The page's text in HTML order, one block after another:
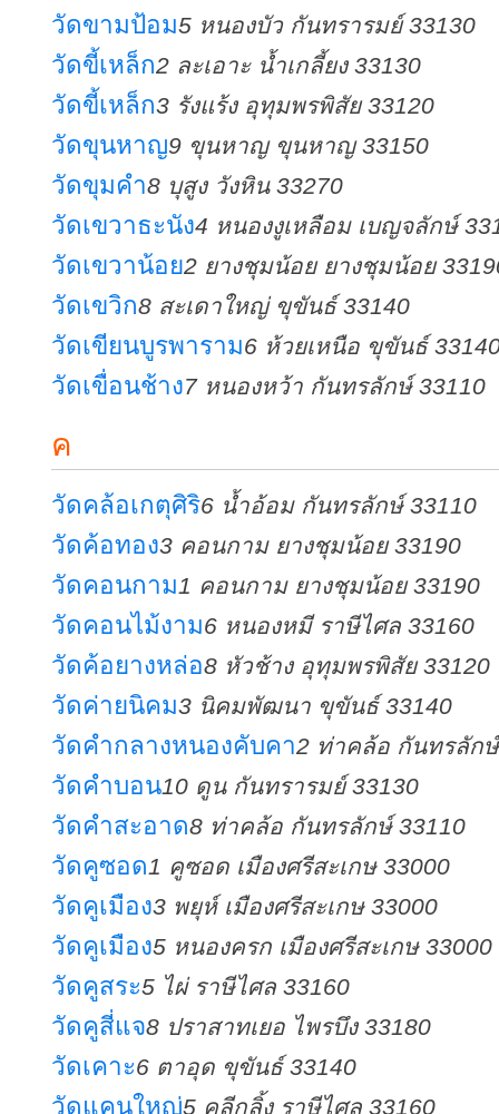
วัดขามป้อม5 หนองบัว กันทรารมย์ 33130
วัดขี้เหล็ก2 ละเอาะ น้ำเกลี้ยง 33130
วัดขี้เหล็ก3 รังแร้ง อุทุมพรพิสัย 33120
วัดขุนหาญ9 ขุนหาญ ขุนหาญ 33150
วัดขุมคำ8 บุสูง วังหิน 33270
วัดเขวาธะนัง4 หนองงูเหลือม เบญจลักษ์
วัดเขวาน้อย2 ยางชุมน้อย ยางชุมน้อย
วัดเขวิก8 สะเดาใหญ่ ขุขันธ์ 33140
วัดเขียนบูรพาราม6 ห้วยเหนือ ขุขันธ์
วัดเขื่อนช้าง7 หนองหว้า กันทรลักษ์ 33110
ค
วัดคล้อเกตุศิริ6 น้ำอ้อม กันทรลักษ์ 33110
วัดค้อทอง3 คอนกาม ยางชุมน้อย 33190
วัดคอนกาม1 คอนกาม ยางชุมน้อย 33190
วัดคอนไม้งาม6 หนองหมี ราษีไศล 33160
วัดค้อยางหล่อ8 หัวช้าง อุทุมพรพิสัย 33120
วัดค่ายนิคม3 นิคมพัฒนา ขุขันธ์ 33140
วัดคำกลางหนองคับคา2 ท่าคล้อ กันทรลัก
วัดคำบอน10 ดูน กันทรารมย์ 33130
วัดคำสะอาด8 ท่าคล้อ กันทรลักษ์ 33110
วัดคูซอด1 คูซอด เมืองศรีสะเกษ 33000
วัดคูเมือง3 พยุห์ เมืองศรีสะเกษ 33000
วัดคูเมือง5 หนองครก เมืองศรีสะเกษ 33000
วัดคูสระ5 ไผ่ ราษีไศล 33160
วัดคูสี่แจ8 ปราสาทเยอ ไพรบึง 33180
วัดเคาะ6 ตาอุด ขุขันธ์ 33140
วัดแคนใหญ่5 คลีกลิ้ง ราษีไศล 33160